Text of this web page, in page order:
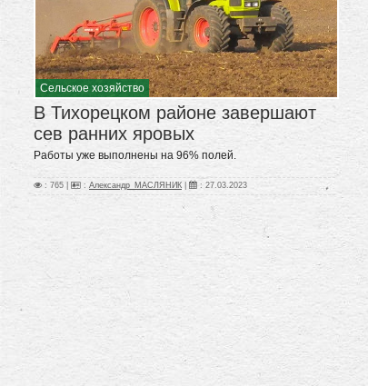
Сельское хозяйство
В Тихорецком районе завершают
сев ранних яровых
Работы уже выполнены на 96% полей.
: 765 | : Александр_МАСЛЯНИК : 27.03.2023